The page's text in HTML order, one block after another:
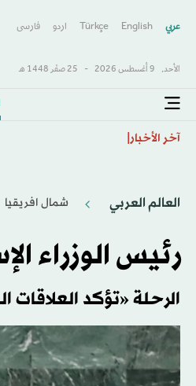
عربي English
Türkçe اردو فارسى
الأحد, 9 أغسطس 2026 - 25 صفَر 1448 هـ
آخر الأخبار
العالم العربي شمال افريقيا
رئيس الوزراء
الرحلة «تؤكد العلاقات